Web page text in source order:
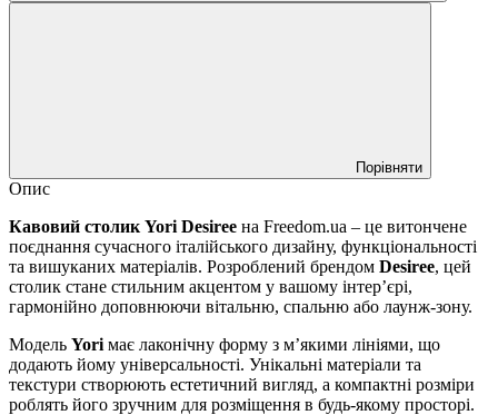
Порівняти
Опис
Кавовий столик Yori Desiree на Freedom.ua – це витончене
поєднання сучасного італійського дизайну, функціональності
та вишуканих матеріалів. Розроблений брендом Desiree, цей
столик стане стильним акцентом у вашому інтер’єрі,
гармонійно доповнюючи вітальню, спальню або лаунж-зону.
Модель Yori має лаконічну форму з м’якими лініями, що
додають йому універсальності. Унікальні матеріали та
текстури створюють естетичний вигляд, а компактні розміри
роблять його зручним для розміщення в будь-якому просторі.